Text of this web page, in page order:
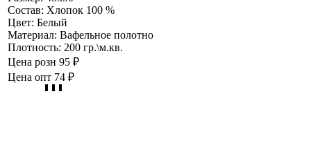
Состав: Хлопок 100 %
Цвет: Белый
Материал: Вафельное полотно
Плотность: 200 гр.\м.кв.
Цена розн 95 ₽
Цена опт 74 ₽